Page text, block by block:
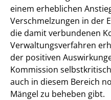
einem erheblichen
Verschmelzungen in der
die damit verbundenen
Verwaltungsverfahren
der positiven
Kommission
auch in diesem Bereich
Mängel zu beheben gibt.